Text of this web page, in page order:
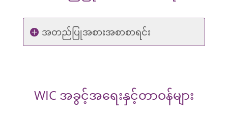
အတည်ပြုအစားအစာစာရင်း
WIC အခွင့်အရေးနှင့်တာဝန်များ